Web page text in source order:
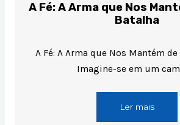
A Fé: A Arma que Nos
Batalha
A Fé: A Arma que Nos Mantém
Imagine-se em um
Ler mais